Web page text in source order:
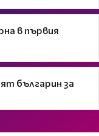
в първия
българин за